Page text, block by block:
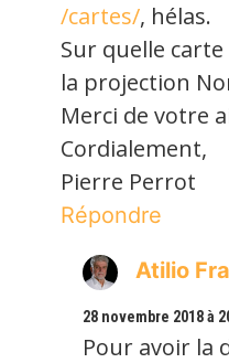
/cartes/, hélas.
Sur quelle
la projection
Merci de votre
Cordialement,
Pierre Perrot
Répondre
Atilio
28 novembre 2018 à
Pour avoir la